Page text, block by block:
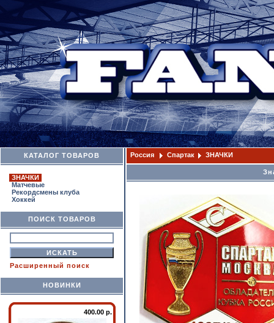
КАТАЛОГ ТОВАРОВ
ЗНАЧКИ
Матчевые
Рекордсмены клуба
Хоккей
ПОИСК ТОВАРОВ
Расширенный поиск
НОВИНКИ
400.00 р.
Россия Спартак ЗНАЧКИ